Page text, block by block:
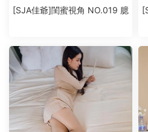
[SJA佳爺]閨蜜視角 NO.019 臆